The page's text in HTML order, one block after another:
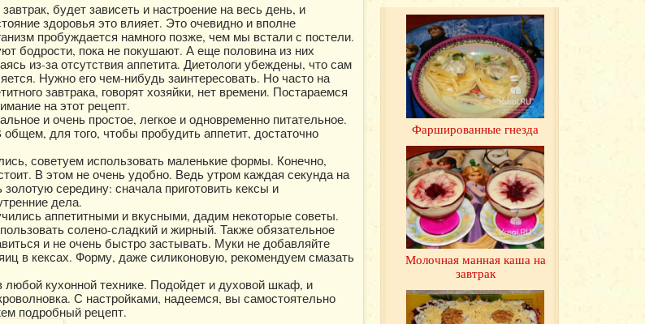
будет зависеть и настроение на весь день, и
здоровья это влияет. Это очевидно и вполне
пробуждается намного позже, чем мы встали с постели.
бодрости, пока не покушают. А еще половина из них
из-за отсутствия аппетита. Диетологи убеждены, что сам
Нужно его чем-нибудь заинтересовать. Но часто на
завтрака, говорят хозяйки, нет времени. Постараемся
на этот рецепт.
и очень простое, легкое и одновременно питательное.
для того, чтобы пробудить аппетит, достаточно
советуем использовать маленькие формы. Конечно,
В этом не очень удобно. Ведь утром каждая секунда на
середину: сначала приготовить кексы и
дела.
аппетитными и вкусными, дадим некоторые советы.
солено-сладкий и жирный. Также обязательное
и не очень быстро застывать. Муки не добавляйте
в кексах. Форму, даже силиконовую, рекомендуем смазать
кухонной технике. Подойдет и духовой шкаф, и
С настройками, надеемся, вы самостоятельно
подробный рецепт.
Фаршированные гнезда
Молочная манная каша на
завтрак